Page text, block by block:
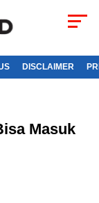
DISCLAIMER
Masuk